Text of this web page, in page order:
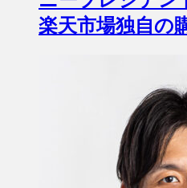
楽天市場独自の